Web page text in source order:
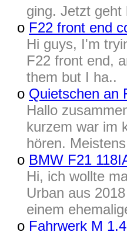
ging. Jetzt geht
o F22 front end
​Hi guys, I'm
F22 front end,
them but I ha..
o Quietschen an
Hallo
kurzem war im
hören.
o BMW F21
Hi, ich wollte
Urban aus
einem
o Fahrwerk M